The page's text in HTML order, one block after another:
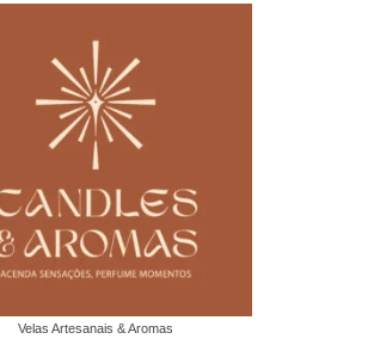
Velas Artesanais & Aromas